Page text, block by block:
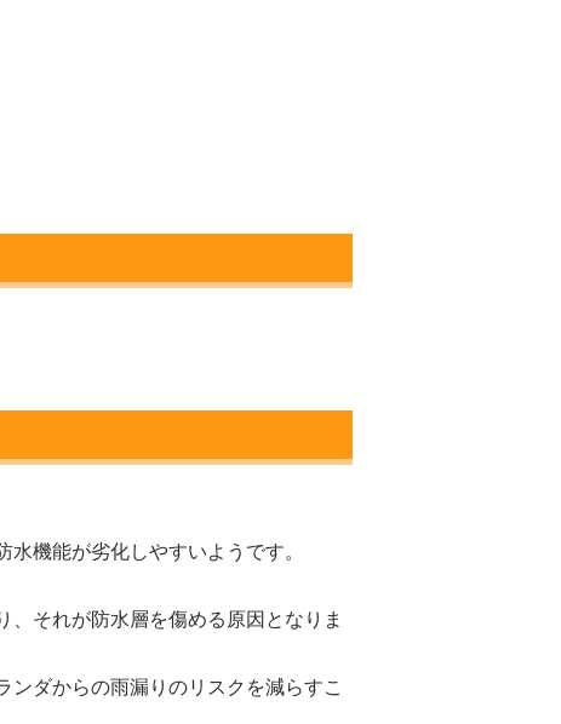
機能が劣化しやすいようです。
それが防水層を傷める原因となりま
ダからの雨漏りのリスクを減らすこ